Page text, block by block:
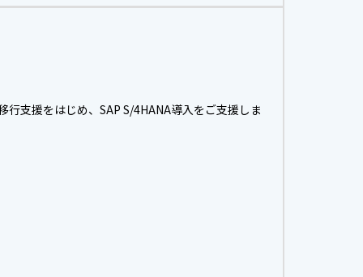
支援をはじめ、SAP S/4HANA導入をご支援しま